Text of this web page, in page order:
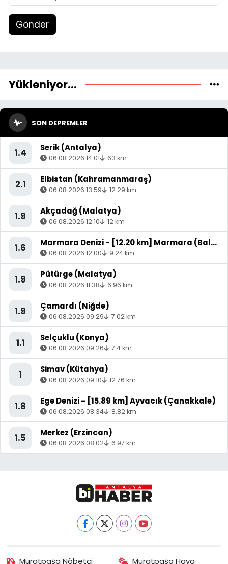
Gönder
Yükleniyor...
SON DEPREMLER
1.4 Serik (Antalya)
06.08.2026 14:01 63 km
2.1 Elbistan (Kahramanmaraş)
06.08.2026 13:59 12.29 km
1.9 Akçadağ (Malatya)
06.08.2026 12:10 12 km
1.6 Marmara Denizi - [12.20 km] Marmara (Balıkesir)
06.08.2026 12:00 9.24 km
1.9 Pütürge (Malatya)
06.08.2026 11:38 6.96 km
1.9 Çamardı (Niğde)
06.08.2026 09:29 7.02 km
1.1 Selçuklu (Konya)
06.08.2026 09:26 7.4 km
1 Simav (Kütahya)
06.08.2026 09:10 12.76 km
1.8 Ege Denizi - [15.89 km] Ayvacık (Çanakkale)
06.08.2026 08:34 8.82 km
1.5 Merkez (Erzincan)
06.08.2026 08:02 6.97 km
Muratpaşa Nöbetçi Muratpaşa Hava